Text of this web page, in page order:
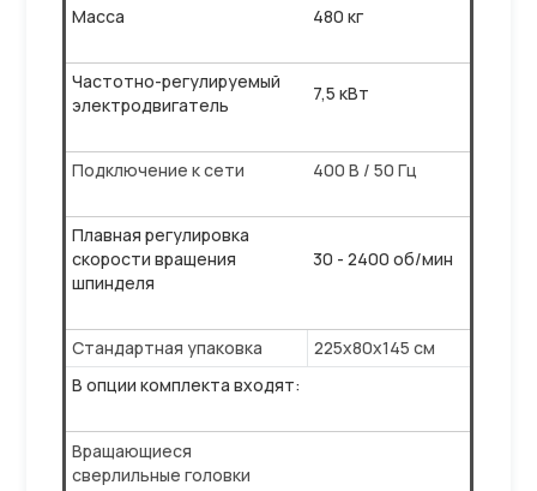
Масса 480 кг
Частотно-регулируемый
электродвигатель
7,5 кВт
Подключение к сети 400 В / 50 Гц
Плавная регулировка
скорости вращения
шпинделя
30 - 2400 об/мин
Стандартная упаковка
225x80x145 см
В опции комплекта входят:
Вращающиеся
сверлильные головки